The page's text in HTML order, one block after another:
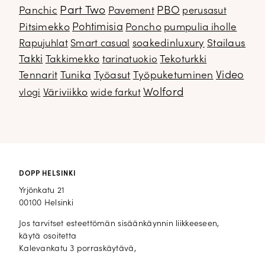
Panchic Part Two Pavement PBO perusasut
Pitsimekko Pohtimisia Poncho pumpulia iholle
Rapujuhlat Smart casual soakedinluxury Stailaus
Takki
Takkimekko tarinatuokio
Tekoturkki
Tennarit
Tunika Työasut Työpuketuminen Video
vlogi Väriviikko wide farkut Wolford
DOPP HELSINKI
Yrjönkatu 21
00100 Helsinki
Jos tarvitset esteettömän sisäänkäynnin liikkeeseen,
käytä osoitetta
Kalevankatu 3 porraskäytävä,